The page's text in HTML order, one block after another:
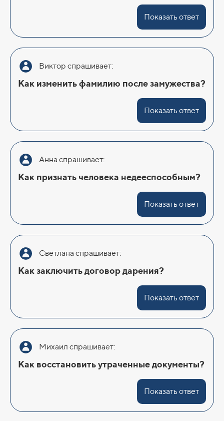
Показать ответ
Виктор спрашивает:
Как изменить фамилию после замужества?
Показать ответ
Анна спрашивает:
Как признать человека недееспособным?
Показать ответ
Светлана спрашивает:
Как заключить договор дарения?
Показать ответ
Михаил спрашивает:
Как восстановить утраченные документы?
Показать ответ